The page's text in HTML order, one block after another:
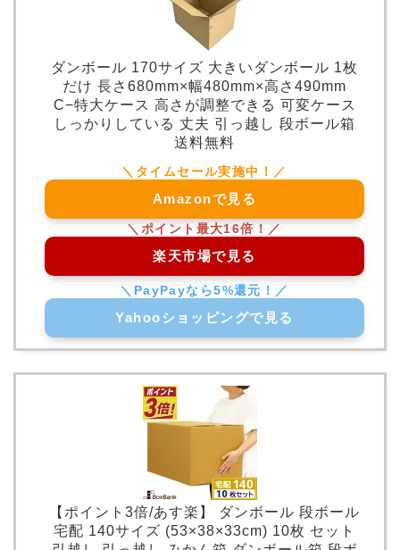
ダンボール 170サイズ 大きいダンボール 1枚
だけ 長さ680mm×幅480mm×高さ490mm
C−特大ケース 高さが調整できる 可変ケース
しっかりしている 丈夫 引っ越し 段ボール箱
送料無料
Amazonで見る
楽天市場で見る
Yahooショッピングで見る
【ポイント3倍/あす楽】 ダンボール 段ボール
宅配 140サイズ (53×38×33cm) 10枚 セット